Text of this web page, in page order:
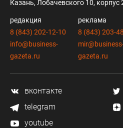
Казань, Лобачевского 10, корпус
редакция
8 (843) 202-12-10
info@business-
gazeta.ru
реклама
8 (843) 203-
gazeta.ru
вконтакте
telegram
youtube